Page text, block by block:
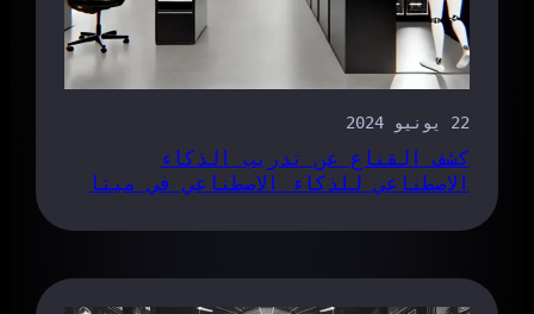
22 يونيو 2024
كشف القناع عن تدريب الذكاء
الاصطناعي للذكاء الاصطناعي في ميتا